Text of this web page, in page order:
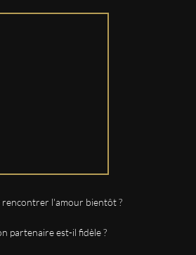
en confiance
excelle dans son boulot... bravo
rencontrer l'amour bientôt ?
partenaire est-il fidèle ?